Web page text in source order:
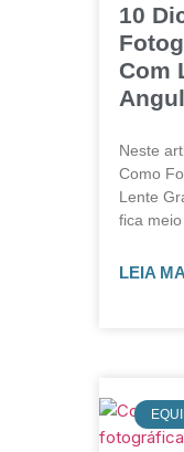
10
Com
Neste
Como
Lente
fica
LEIA